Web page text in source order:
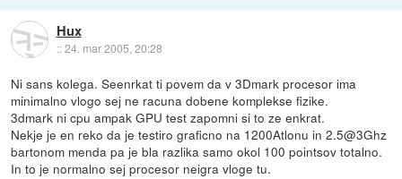
Hux
::24. mar 2005, 20:28
Ni sans kolega. Seenrkat ti povem da v 3Dmark procesor ima
minimalno vlogo sej ne racuna dobene komplekse fizike.
3dmark ni cpu ampak GPU test zapomni si to ze enkrat.
Nekje je en reko da je testiro graficno na 1200Atlonu in 2.5@3Ghz
bartonom menda pa je bla razlika samo okol 100 pointsov totalno.
In to je normalno sej procesor neigra vloge tu.